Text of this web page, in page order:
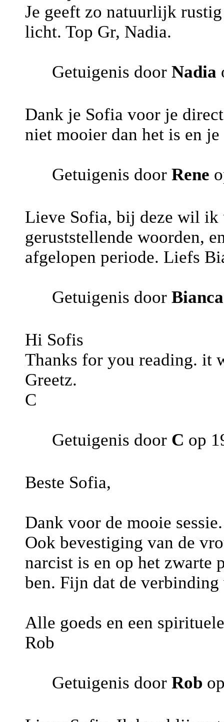
Je geeft zo natuurlijk
licht. Top Gr, Nadia.
Getuigenis door Nadia
Dank je Sofia voor je
niet mooier dan het is en
Getuigenis door Rene
Lieve Sofia, bij deze wil ik
geruststellende woorden,
afgelopen periode. Liefs
Getuigenis door
Hi Sofis
Thanks for you reading. it
Greetz.
C
Getuigenis door C op
Beste Sofia,
Dank voor de mooie
Ook bevestiging van de
narcist is en op het
ben. Fijn dat de
Alle goeds en een
Rob
Getuigenis door Rob